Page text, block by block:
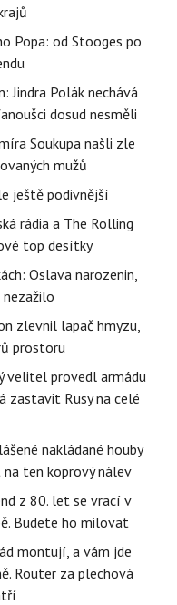
Popa: od Stooges po
Jindra Polák nechává
dosud nesměli
Soukupa našli zle
mužů
ještě podivnější
rádia a The Rolling
top desítky
Oslava narozenin,
nezažilo
zlevnil lapač hmyzu,
prostoru
velitel provedl armádu
zastavit Rusy na celé
nakládané houby
na ten koprový nálev
z 80. let se vrací v
Budete ho milovat
montují, a vám jde
Router za plechová